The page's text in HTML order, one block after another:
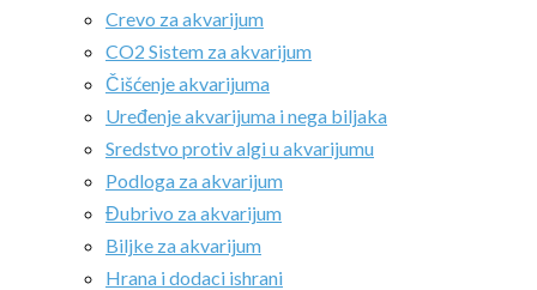
Crevo za akvarijum
CO2 Sistem za akvarijum
Čišćenje akvarijuma
Uređenje akvarijuma i nega biljaka
Sredstvo protiv algi u akvarijumu
Podloga za akvarijum
Đubrivo za akvarijum
Biljke za akvarijum
Hrana i dodaci ishrani